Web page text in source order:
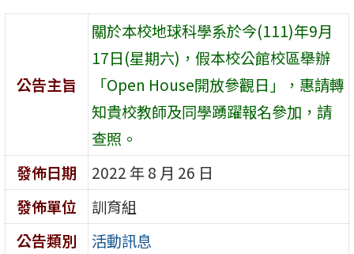
公告主旨
關於本校地球科學系於今(111)年9月
17日(星期六)，假本校公館校區舉辦
「Open House開放參觀日」，惠請轉
知貴校教師及同學踴躍報名參加，請
查照。
發佈日期
2022 年 8 月 26 日
發佈單位
訓育組
公告類別
活動訊息